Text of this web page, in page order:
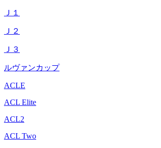
Ｊ１
Ｊ２
Ｊ３
ルヴァンカップ
ACLE
ACL Elite
ACL2
ACL Two